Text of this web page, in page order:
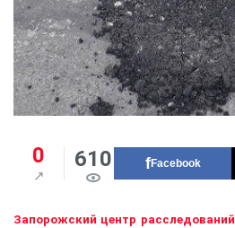
0 610 Facebook
Запорожский центр расследований